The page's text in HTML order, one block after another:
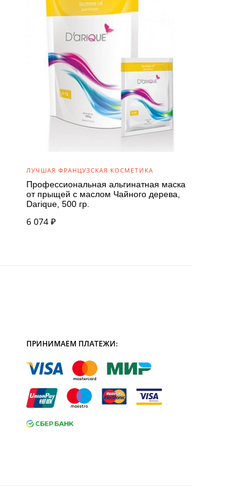
ЛУЧШАЯ ФРАНЦУЗСКАЯ КОСМЕТИКА
Профессиональная альгинатная маска
от прыщей с маслом Чайного дерева,
Darique, 500 гр.
6 074 ₽
ПРИНИМАЕМ ПЛАТЕЖИ: